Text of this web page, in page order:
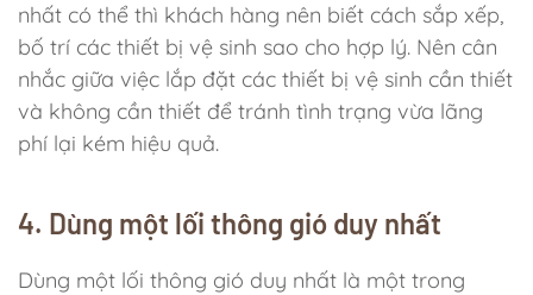
nhất có thể thì khách hàng nên biết cách sắp xếp,
bố trí các thiết bị vệ sinh sao cho hợp lý. Nên cân
nhắc giữa việc lắp đặt các thiết bị vệ sinh cần thiết
và không cần thiết để tránh tình trạng vừa lãng
phí lại kém hiệu quả.
4. Dùng một lối thông gió duy nhất
Dùng một lối thông gió duy nhất là một trong